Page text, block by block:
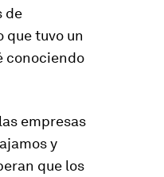
de
que tuvo un
conociendo
empresas
y
que los